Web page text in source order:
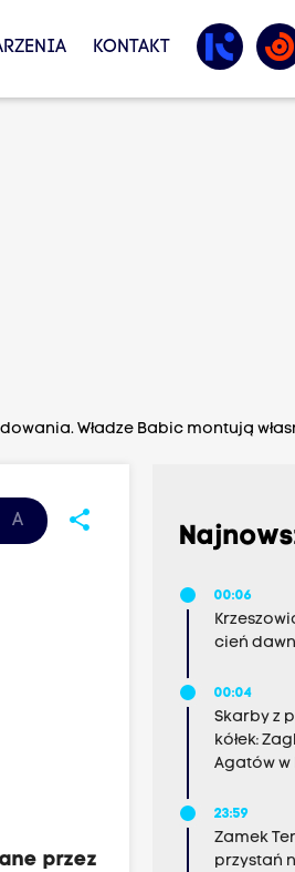
KONTAKT
Władze Babic montują
A share
przez
00:06
cień
00:04
Skarby z
kółek:
Agatów w
23:59
Zamek
przystań